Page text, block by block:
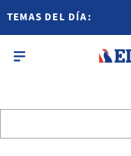
TEMAS DEL DÍA: